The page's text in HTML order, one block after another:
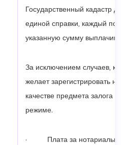
Государственный кадастр
единой справки, каждый
указанную сумму
За исключением случаев,
желает зарегистрировать
качестве предмета залога в
режиме.
· Плата за